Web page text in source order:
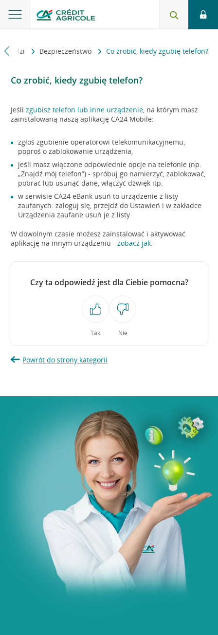
Bezpieczeństwo Co zrobić, kiedy zgubię telefon?
Co zrobić, kiedy zgubię telefon?
Jeślizgubisz telefon lub inne urządzenie, na którym masz
zainstalowaną naszą aplikację CA24 Mobile:
zgłoś zgubienie operatorowi telekomunikacyjnemu,
poproś o zablokowanie urządzenia,
jeśli masz włączone odpowiednie opcje na telefonie (np.
„Znajdź mój telefon”) - spróbuj go namierzyć, zablokować,
pobrać lub usunąć dane, włączyć dźwięk itp.
w serwisie CA24 eBank usuń to urządzenie z listy
zaufanych: zaloguj się, przejdź do Ustawień i w zakładce
Urządzenia zaufane usuń je z listy
W dowolnym czasie możesz zainstalować i aktywować
aplikację na innym urządzeniu -zobacz jak.
Czy ta odpowiedź jest dla Ciebie pomocna?
Tak Nie
Powrót do strony kategorii